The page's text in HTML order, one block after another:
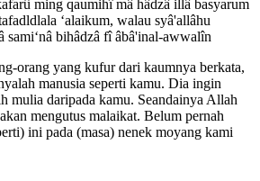
ming qaumihî mâ hâdzâ illâ basyarum
‘alaikum, walau syâ'allâhu
sami‘nâ bihâdzâ fî âbâ'inal-awwalîn
orang yang kufur dari kaumnya berkata,
manusia seperti kamu. Dia ingin
mulia daripada kamu. Seandainya Allah
mengutus malaikat. Belum pernah
ini pada (masa) nenek moyang kami